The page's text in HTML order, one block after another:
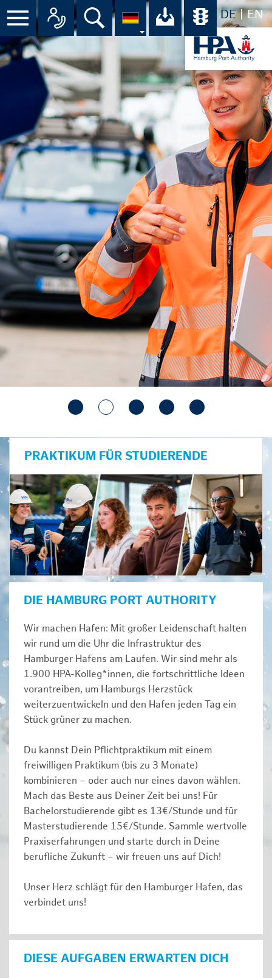
DE EN
Suche Ihr Download-
PRAKTIKUM FÜR STUDIERENDE
DIE HAMBURG PORT AUTHORITY
Wir machen Hafen: Mit großer Leidenschaft halten
wir rund um die Uhr die Infrastruktur des
Hamburger Hafens am Laufen. Wir sind mehr als
1.900 HPA-Kolleg*innen, die fortschrittliche Ideen
vorantreiben, um Hamburgs Herzstück
weiterzuentwickeln und den Hafen jeden Tag ein
Stück grüner zu machen.
Du kannst Dein Pflichtpraktikum mit einem
freiwilligen Praktikum (bis zu 3 Monate)
kombinieren – oder auch nur eines davon wählen.
Mach das Beste aus Deiner Zeit bei uns! Für
Bachelorstudierende gibt es 13€/Stunde und für
Masterstudierende 15€/Stunde. Sammle wertvolle
Praxiserfahrungen und starte durch in Deine
berufliche Zukunft – wir freuen uns auf Dich!
Unser Herz schlägt für den Hamburger Hafen, das
verbindet uns!
DIESE AUFGABEN ERWARTEN DICH